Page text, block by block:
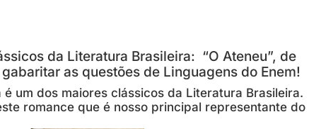
da Literatura Brasileira: “O Ateneu”, de
as questões de Linguagens do Enem!
é um dos maiores clássicos da Literatura Brasileira.
romance que é nosso principal representante do